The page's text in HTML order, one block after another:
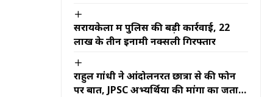
सरायकेला में पुलिस की बड़ी कार्रवाई, 22
लाख के तीन इनामी नक्सली गिरफ्तार
राहुल गांधी ने आंदोलनरत छात्रों से की फोन
पर बात, JPSC अभ्यर्थियों की मांगों का जताया